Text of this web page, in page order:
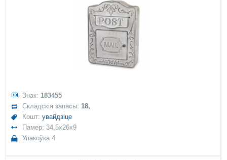
Знак: 183455
Складскія запасы:18,
Кошт:увайдзіце
Памер: 34,5x26x9
Упакоўка 4